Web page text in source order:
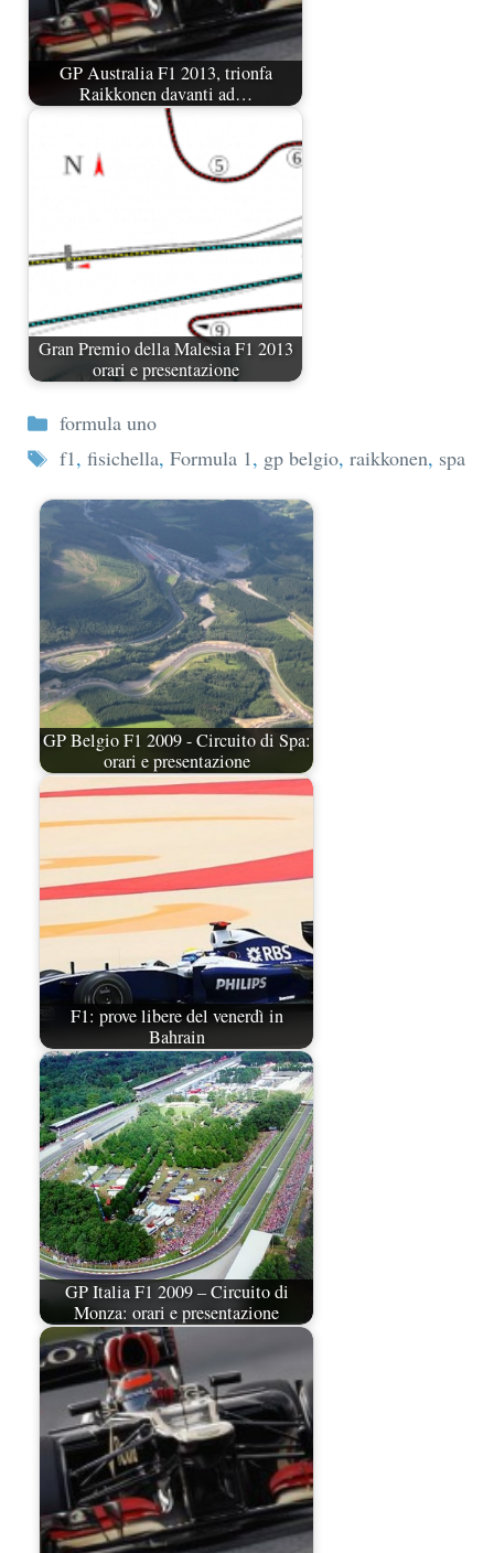
GP Australia F1 2013, trionfa
Raikkonen davanti ad…
Gran Premio della Malesia F1 2013
orari e presentazione
Categorie
formula uno
Tag
f1, fisichella, Formula 1, gp belgio, raikkonen, spa
GP Belgio F1 2009 - Circuito di Spa:
orari e presentazione
F1: prove libere del venerdì in
Bahrain
GP Italia F1 2009 – Circuito di
Monza: orari e presentazione